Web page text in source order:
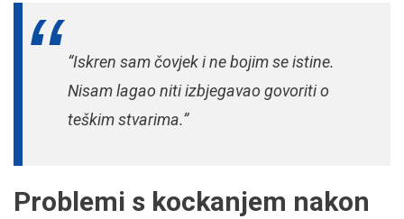
“Iskren sam čovjek i ne bojim se istine.
Nisam lagao niti izbjegavao govoriti o
teškim stvarima.”
Problemi s kockanjem nakon